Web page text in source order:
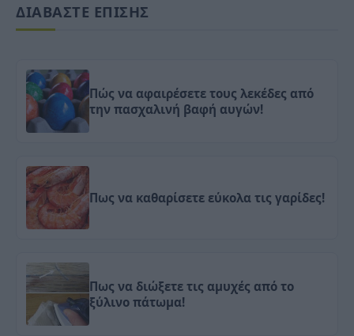
ΔΙΑΒΑΣΤΕ ΕΠΙΣΗΣ
Πώς να αφαιρέσετε τους λεκέδες από
την πασχαλινή βαφή αυγών!
Πως να καθαρίσετε εύκολα τις γαρίδες!
Πως να διώξετε τις αμυχές από το
ξύλινο πάτωμα!